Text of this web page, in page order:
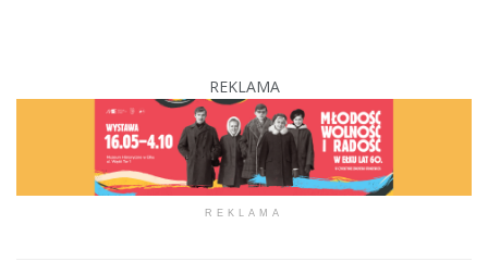
REKLAMA
REKLAMA